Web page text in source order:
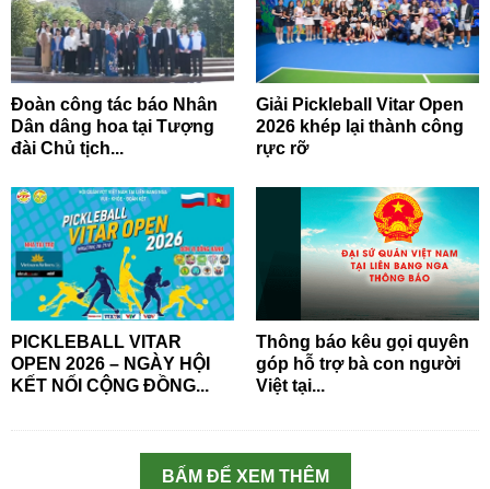
Đoàn công tác báo Nhân
Dân dâng hoa tại Tượng
đài Chủ tịch...
Giải Pickleball Vitar Open
2026 khép lại thành công
rực rỡ
PICKLEBALL VITAR
OPEN 2026 – NGÀY HỘI
KẾT NỐI CỘNG ĐỒNG...
Thông báo kêu gọi quyên
góp hỗ trợ bà con người
Việt tại...
BẤM ĐỂ XEM THÊM